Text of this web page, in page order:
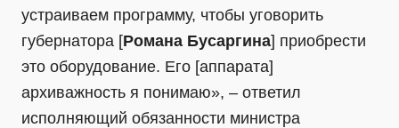
устраиваем программу, чтобы уговорить
губернатора [Романа Бусаргина] приобрести
это оборудование. Его [аппарата]
архиважность я понимаю», – ответил
исполняющий обязанности министра